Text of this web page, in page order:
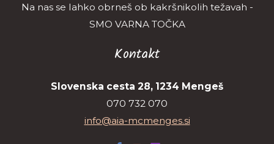
Na nas se lahko obrneš ob kakršnikolih težavah -
SMO VARNA TOČKA
Kontakt
Slovenska cesta 28, 1234 Mengeš
070 732 070
info@aia-mcmenges.si